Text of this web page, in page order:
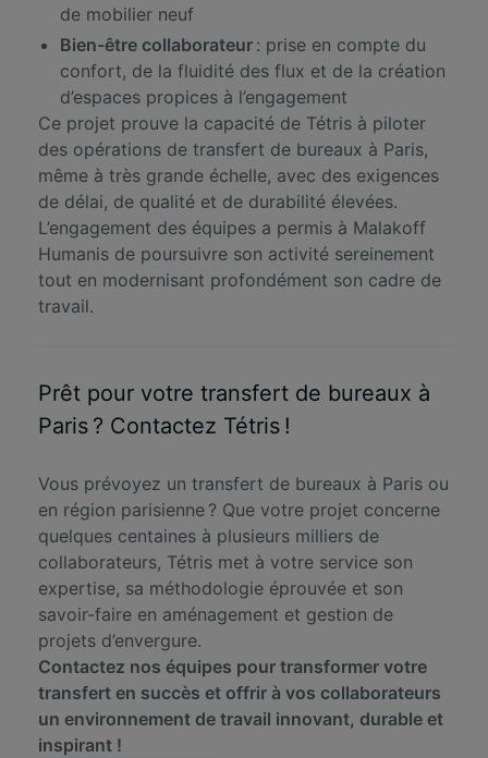
de mobilier neuf
Bien-être collaborateur : prise en compte du
confort, de la fluidité des flux et de la création
d’espaces propices à l’engagement
Ce projet prouve la capacité de Tétris à piloter
des opérations de transfert de bureaux à Paris,
même à très grande échelle, avec des exigences
de délai, de qualité et de durabilité élevées.
L’engagement des équipes a permis à Malakoff
Humanis de poursuivre son activité sereinement
tout en modernisant profondément son cadre de
travail.
Prêt pour votre transfert de bureaux à
Paris ? Contactez Tétris !
Vous prévoyez un transfert de bureaux à Paris ou
en région parisienne ? Que votre projet concerne
quelques centaines à plusieurs milliers de
collaborateurs, Tétris met à votre service son
expertise, sa méthodologie éprouvée et son
savoir-faire en aménagement et gestion de
projets d’envergure.
Contactez nos équipes pour transformer votre
transfert en succès et offrir à vos collaborateurs
un environnement de travail innovant, durable et
inspirant !